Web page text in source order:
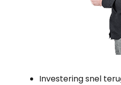
Investering snel